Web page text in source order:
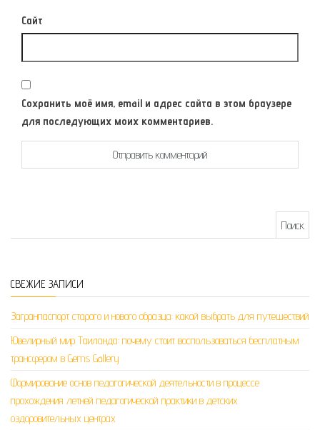
Сайт
Сохранить моё имя, email и адрес сайта в этом браузере
для последующих моих комментариев.
СВЕЖИЕ ЗАПИСИ
Загранпаспорт старого и нового образца: какой выбрать для путешествий
Ювелирный мир Таиланда: почему стоит воспользоваться бесплатным
трансфером в Gems Gallery
Формирование основ педагогической деятельности в процессе
прохождения летней педагогической практики в детских
оздоровительных центрах